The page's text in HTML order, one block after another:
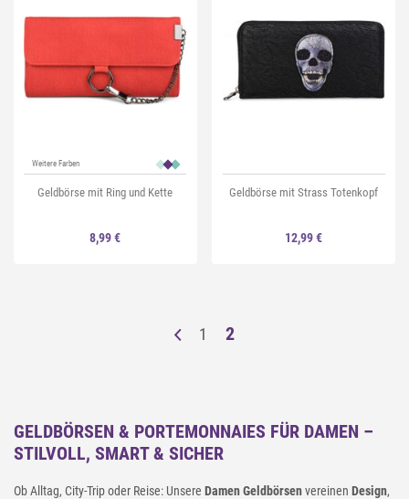
Weitere Farben
Geldbörse mit Ring und Kette
8,99 €
Geldbörse mit Strass Totenkopf
12,99 €
1 2
GELDBÖRSEN & PORTEMONNAIES FÜR DAMEN –
STILVOLL, SMART & SICHER
Ob Alltag, City-Trip oder Reise: Unsere Damen Geldbörsenvereinen Design,